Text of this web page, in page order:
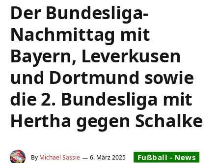
Der Bundesliga-
Nachmittag mit
Bayern, Leverkusen
und Dortmund sowie
die 2. Bundesliga mit
Hertha gegen Schalke
By Michael Sassie 6. März 2025 Fußball - News